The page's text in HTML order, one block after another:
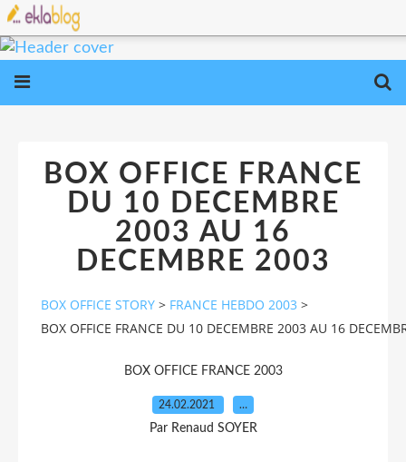
BOX OFFICE FRANCE
DU 10 DECEMBRE
2003 AU 16
DECEMBRE 2003
BOX OFFICE STORY > FRANCE HEBDO 2003 >
BOX OFFICE FRANCE DU 10 DECEMBRE 2003 AU 16
BOX OFFICE FRANCE 2003
24.02.2021 …
Par Renaud SOYER